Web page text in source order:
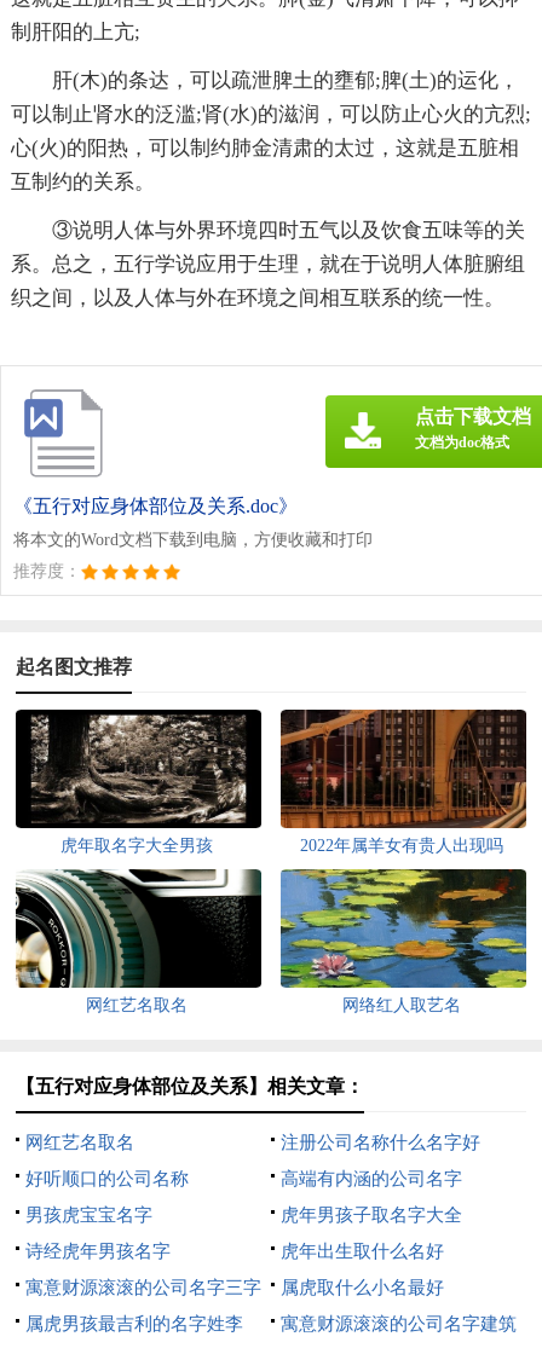
制肝阳的上亢;
肝(木)的条达，可以疏泄脾土的壅郁;脾(土)的运化，
可以制止肾水的泛滥;肾(水)的滋润，可以防止心火的亢烈;
心(火)的阳热，可以制约肺金清肃的太过，这就是五脏相
互制约的关系。
③说明人体与外界环境四时五气以及饮食五味等的关
系。总之，五行学说应用于生理，就在于说明人体脏腑组
织之间，以及人体与外在环境之间相互联系的统一性。
《五行对应身体部位及关系.doc》
将本文的Word文档下载到电脑，方便收藏和打印
推荐度：
点击下载文档
文档为doc格式
起名图文推荐
虎年取名字大全男孩 2022年属羊女有贵人出现吗
网红艺名取名 网络红人取艺名
【五行对应身体部位及关系】相关文章：
网红艺名取名
注册公司名称什么名字好
好听顺口的公司名称
高端有内涵的公司名字
男孩虎宝宝名字
虎年男孩子取名字大全
诗经虎年男孩名字
虎年出生取什么名好
寓意财源滚滚的公司名字三字
属虎取什么小名最好
属虎男孩最吉利的名字姓李
寓意财源滚滚的公司名字建筑